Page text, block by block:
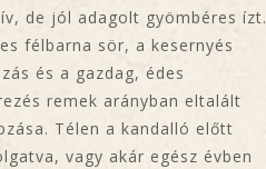
de jól adagolt gyömbéres ízt.
félbarna sör, a kesernyés
és a gazdag, édes
remek arányban eltalált
Télen a kandalló előtt
vagy akár egész évben